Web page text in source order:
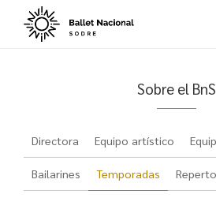
Sobre el BnS
Directora Equipo artístico
Bailarines Temporadas